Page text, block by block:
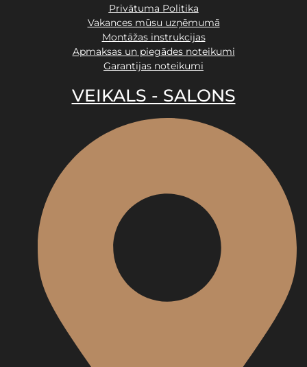
Privātuma Politika
Vakances mūsu uzņēmumā
Montāžas instrukcijas
Apmaksas un piegādes noteikumi
Garantijas noteikumi
VEIKALS - SALONS